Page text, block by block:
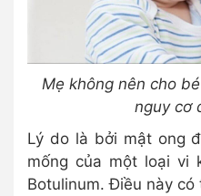
Mẹ không nên cho
nguy cơ
Lý do là bởi mật ong
mống của một loại vi
Botulinum. Điều này